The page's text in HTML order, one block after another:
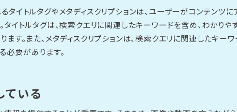
タイトルタグやメタディスクリプションは、ユーザーがコンテンツ
イトルタグは、検索クエリに関連したキーワードを含め、わかりや
す。また、メタディスクリプションは、検索クエリに関連したキー
必要があります。
いる